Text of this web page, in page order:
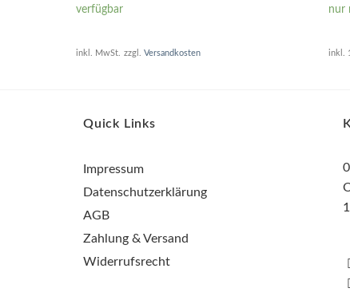
verfügbar
inkl. MwSt. zzgl.Versandkosten
nur
inkl.
Quick Links
Impressum
Datenschutzerklärung
AGB
Zahlung & Versand
Widerrufsrecht